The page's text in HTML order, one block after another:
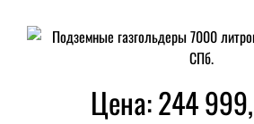
Цена: 244